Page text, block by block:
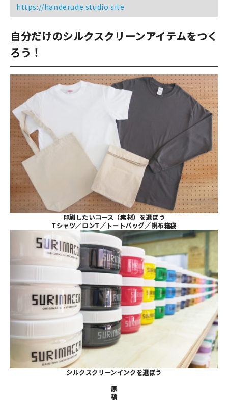
https://handerude.studio.site
自分だけのシルクスクリーンアイテムをつく
ろう！
印刷したいコース（素材）を選ぼう
Tシャツ／ロンT／トートバッグ／帆布箱袋
シルクスクリーンインクを選ぼう
原
稿